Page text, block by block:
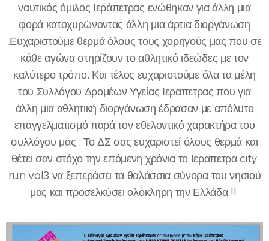
ναυτικός όμιλος Ιεράπετρας ενώθηκαν για άλλη μια
φορά κατοχυρώνοντας άλλη μια άρτια διοργάνωση
.Ευχαριστούμε θερμά όλους τους χορηγούς μας που σε
κάθε αγώνα στηρίζουν το αθλητικό ιδεώδες με τον
καλύτερο τρόπο. Και τέλος ευχαριστούμε όλα τα μέλη
του Συλλόγου Δρομέων Υγείας Ιεραπετρας που για
άλλη μια αθλητική διοργάνωση έδρασαν με απόλυτο
επαγγελματισμό παρά τον εθελοντικό χαρακτήρα του
συλλόγου μας . Το ΔΣ σας ευχαριστεί όλους θερμά και
θέτει σαν στόχο την επόμενη χρόνια το Ιεραπετρα city
run vol3 να ξεπεράσει τα θαλάσσια σύνορα του νησιού
μας και προσελκύσει ολόκληρη την Ελλάδα !!